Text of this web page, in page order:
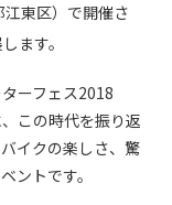
江東区）で開催さ
ます。
ーフェス2018
この時代を振り返
イクの楽しさ、驚
ントです。